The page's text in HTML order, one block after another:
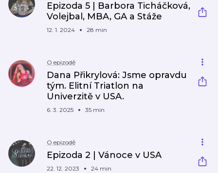
Epizoda 5 | Barbora Ticháčková,
Volejbal, MBA, GA a Stáže
12. 1. 2024 28 min
O epizodě
Dana Přikrylová: Jsme opravdu
tým. Elitní Triatlon na
Univerzitě v USA.
6. 3. 2025 35 min
O epizodě
Epizoda 2 | Vánoce v USA
22. 12. 2023 24 min